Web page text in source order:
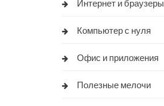
Интернет и браузеры
Компьютер с нуля
Офис и приложения
Полезные мелочи